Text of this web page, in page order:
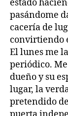
estado
pasándome
cacería de
convirtiendo
El lunes me
periódico.
dueño y su
lugar, la
pretendido